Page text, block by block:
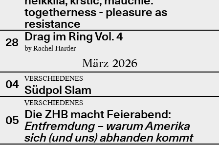
togetherness - pleasure as
resistance
28 Drag im Ring Vol. 4
by Rachel Harder
März 2026
04 VERSCHIEDENES
Südpol Slam
05
VERSCHIEDENES
Die ZHB macht Feierabend:
Entfremdung – warum Amerika
sich (und uns) abhanden kommt